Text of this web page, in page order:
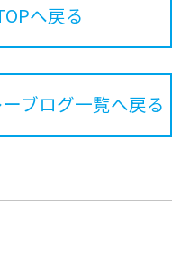
へ戻る
ブログ一覧へ戻る